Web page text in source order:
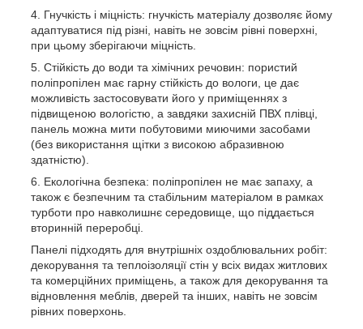
Гнучкість і міцність: гнучкість матеріалу дозволяє йому
адаптуватися під різні, навіть не зовсім рівні поверхні,
при цьому зберігаючи міцність.
Стійкість до води та хімічних речовин: пористий
поліпропілен має гарну стійкість до вологи, це дає
можливість застосовувати його у приміщеннях з
підвищеною вологістю, а завдяки захисній ПВХ плівці,
панель можна мити побутовими миючими засобами
(без використання щітки з високою абразивною
здатністю).
Екологічна безпека: поліпропілен не має запаху, а
також є безпечним та стабільним матеріалом в рамках
турботи про навколишнє середовище, що піддається
вторинній переробці.
Панелі підходять для внутрішніх оздоблювальних робіт:
декорування та теплоізоляції стін у всіх видах житлових
та комерційних приміщень, а також для декорування та
відновлення меблів, дверей та інших, навіть не зовсім
рівних поверхонь.